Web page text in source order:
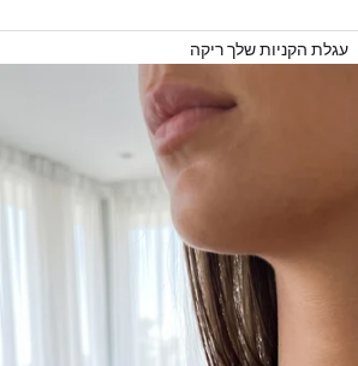
עגלת הקניות שלך ריקה